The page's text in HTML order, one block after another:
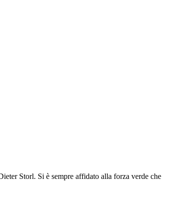
Storl. Si è sempre affidato alla forza verde che